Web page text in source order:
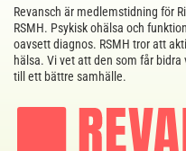
Revansch är medlemstidning för
RSMH. Psykisk ohälsa och
oavsett diagnos. RSMH tror att
hälsa. Vi vet att den som får
till ett bättre samhälle.